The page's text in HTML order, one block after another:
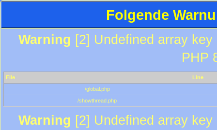
Folgende
Warning [2] Undefined array
PHP
File
Line
/global.php
/showthread.php
Warning [2] Undefined array